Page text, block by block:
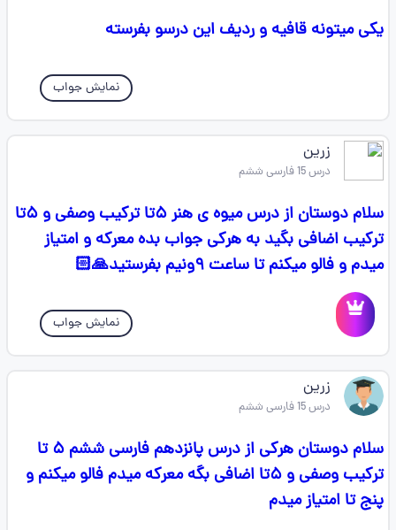
یکی میتونه قافیه و ردیف این درسو بفرسته
نمایش جواب
زرین
درس 15 فارسی ششم
سلام دوستان از درس میوه ی هنر ۵تا ترکیب وصفی و ۵تا
ترکیب اضافی بگید به هرکی جواب بده معرکه و امتیاز
میدم و فالو میکنم تا ساعت ۹ونیم بفرستید🙏🏻
نمایش جواب
زرین
درس 15 فارسی ششم
سلام دوستان هرکی از درس پانزدهم فارسی ششم ۵ تا
ترکیب وصفی و ۵تا اضافی بگه معرکه میدم فالو میکنم و
پنج تا امتیاز میدم